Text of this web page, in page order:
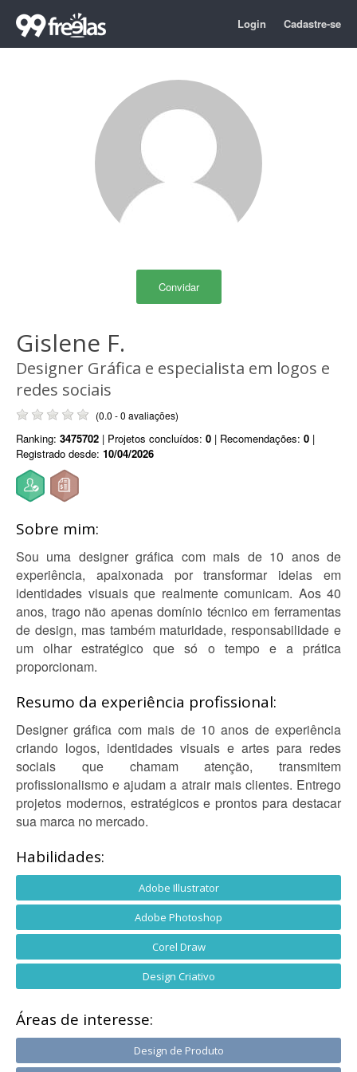
Login Cadastre-se
Convidar
Gislene F.
Designer Gráfica e especialista em logos e
redes sociais
(0.0 - 0 avaliações)
Ranking: 3475702 | Projetos concluídos: 0 | Recomendações: 0 |
Registrado desde: 10/04/2026
Sobre mim:
Sou uma designer gráfica com mais de 10 anos de
experiência, apaixonada por transformar ideias em
identidades visuais que realmente comunicam. Aos 40
anos, trago não apenas domínio técnico em ferramentas
de design, mas também maturidade, responsabilidade e
um olhar estratégico que só o tempo e a prática
proporcionam.
Resumo da experiência profissional:
Designer gráfica com mais de 10 anos de experiência
criando logos, identidades visuais e artes para redes
sociais que chamam atenção, transmitem
profissionalismo e ajudam a atrair mais clientes. Entrego
projetos modernos, estratégicos e prontos para destacar
sua marca no mercado.
Habilidades:
Adobe Illustrator
Adobe Photoshop
Corel Draw
Design Criativo
Áreas de interesse:
Design de Produto